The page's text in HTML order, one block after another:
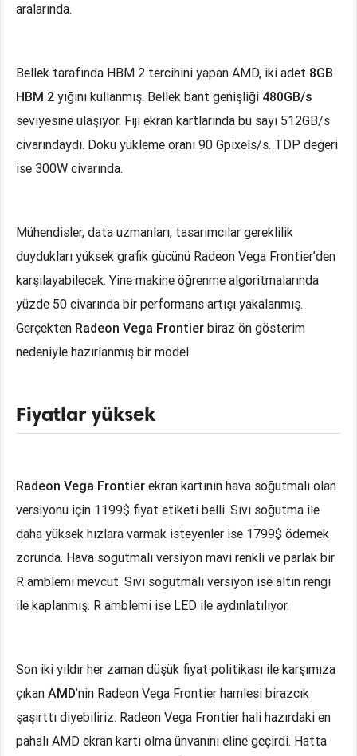
aralarında.
Bellek tarafında HBM 2 tercihini yapan AMD, iki adet 8GB
HBM 2 yığını kullanmış. Bellek bant genişliği 480GB/s
seviyesine ulaşıyor. Fiji ekran kartlarında bu sayı 512GB/s
civarındaydı. Doku yükleme oranı 90 Gpixels/s. TDP değeri
ise 300W civarında.
Mühendisler, data uzmanları, tasarımcılar gereklilik
duydukları yüksek grafik gücünü Radeon Vega Frontier’den
karşılayabilecek. Yine makine öğrenme algoritmalarında
yüzde 50 civarında bir performans artışı yakalanmış.
Gerçekten Radeon Vega Frontier biraz ön gösterim
nedeniyle hazırlanmış bir model.
Fiyatlar yüksek
Radeon Vega Frontier ekran kartının hava soğutmalı olan
versiyonu için 1199$ fiyat etiketi belli. Sıvı soğutma ile
daha yüksek hızlara varmak isteyenler ise 1799$ ödemek
zorunda. Hava soğutmalı versiyon mavi renkli ve parlak bir
R amblemi mevcut. Sıvı soğutmalı versiyon ise altın rengi
ile kaplanmış. R amblemi ise LED ile aydınlatılıyor.
Son iki yıldır her zaman düşük fiyat politikası ile karşımıza
çıkanAMD’nin Radeon Vega Frontier hamlesi birazcık
şaşırttı diyebiliriz. Radeon Vega Frontier hali hazırdaki en
pahalı AMD ekran kartı olma ünvanını eline geçirdi. Hatta